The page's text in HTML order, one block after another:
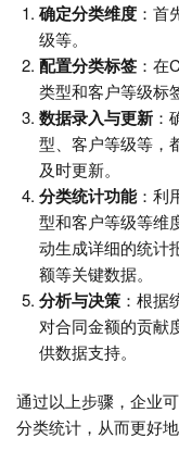
确定分类维度 ：
级等。
配置分类标签 ：
类型和客户等级标
数据录入与更新
型、客户等级等，
及时更新。
分类统计功能：利
型和客户等级等维
动生成详细的统计
额等关键数据。
分析与决策 ：根
对合同金额的贡献
供数据支持。
通过以上步骤，企业
分类统计，从而更好